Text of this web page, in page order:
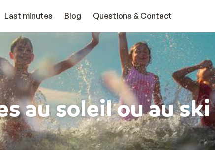
Last minutes Blog Questions & Contact
au soleil ou au ski